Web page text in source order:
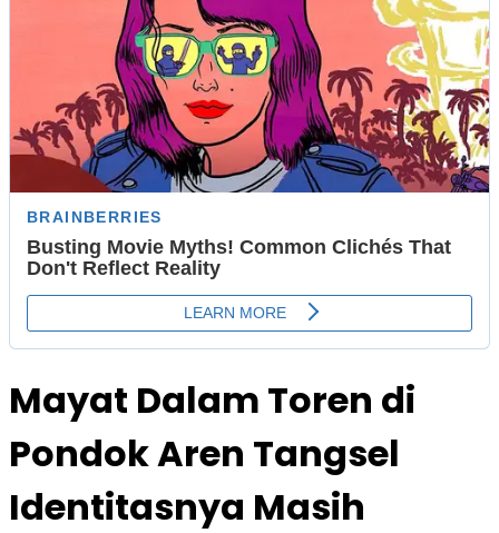
Mayat Dalam Toren di
Pondok Aren Tangsel
Identitasnya Masih